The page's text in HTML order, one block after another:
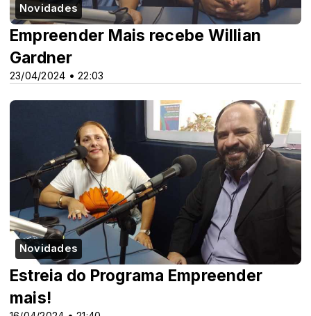
Novidades
23/04/2024 • 22:03
Empreender Mais recebe Willian
Gardner
Novidades
Estreia do Programa Empreender
mais!